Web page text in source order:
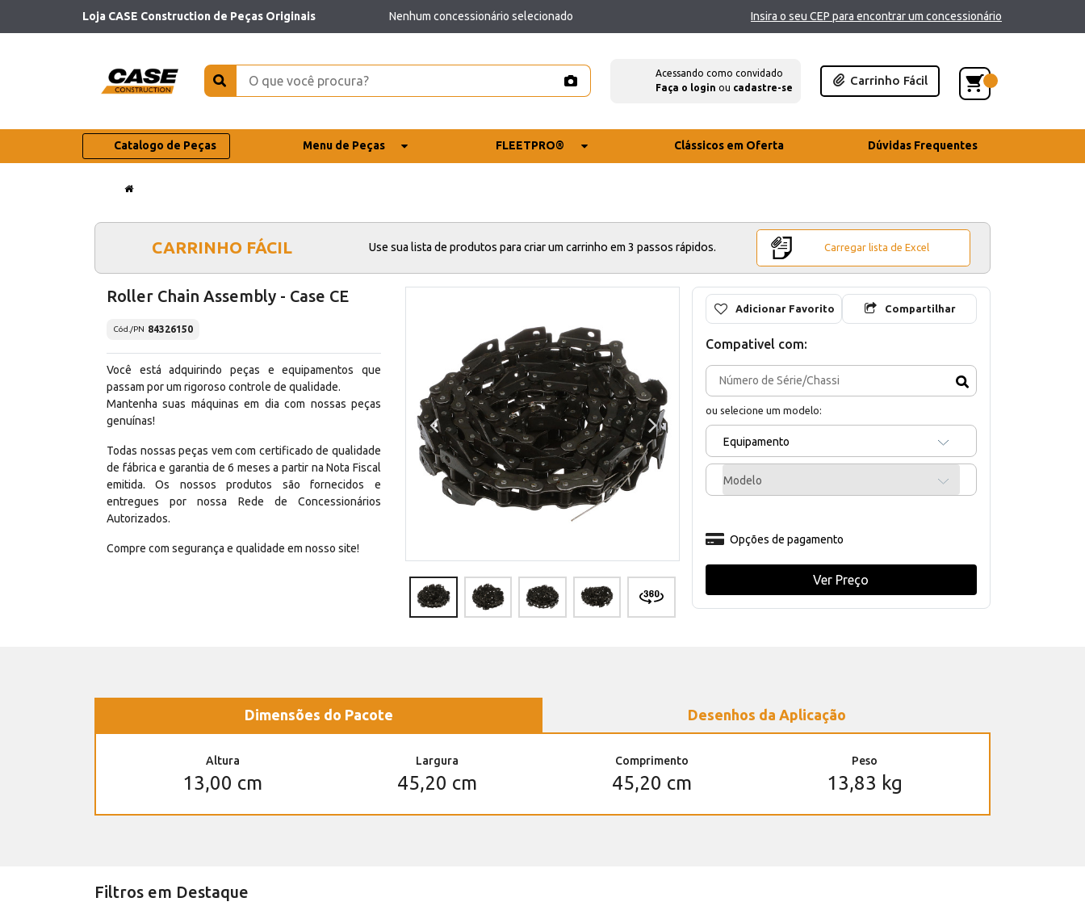
Loja CASE Construction de Peças Originais Nenhum concessionário selecionado Insira o seu CEP para encontrar um concessionário
Acessando como convidado
Faça o login ou cadastre-se
Carrinho Fácil
Catalogo de Peças Menu de Peças FLEETPRO® Clássicos em Oferta Dúvidas Frequentes
CARRINHO FÁCIL Use sua lista de produtos para criar um carrinho em 3 passos rápidos. Carregar lista de Excel
Roller Chain Assembly - Case CE
Cód./PN 84326150
Você está adquirindo peças e equipamentos que
passam por um rigoroso controle de qualidade.
Mantenha suas máquinas em dia com nossas peças
genuínas!
Todas nossas peças vem com certificado de qualidade
de fábrica e garantia de 6 meses a partir na Nota Fiscal
emitida. Os nossos produtos são fornecidos e
entregues por nossa Rede de Concessionários
Autorizados.
Compre com segurança e qualidade em nosso site!
Adicionar Favorito Compartilhar
Compativel com:
ou selecione um modelo:
Equipamento
Modelo
Opções de pagamento
Ver Preço
Dimensões do Pacote Desenhos da Aplicação
Altura
13,00 cm
Largura
45,20 cm
Comprimento
45,20 cm
Peso
13,83 kg
Filtros em Destaque